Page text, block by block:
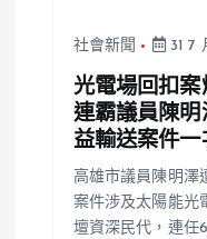
社會新聞 31 7
光電場回扣
連霸議員陳
益輸送案件一
高雄市議員陳明澤
案件涉及太陽能光
壇資深民代，連任